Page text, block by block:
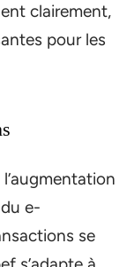
clairement,
pour les
e-
se